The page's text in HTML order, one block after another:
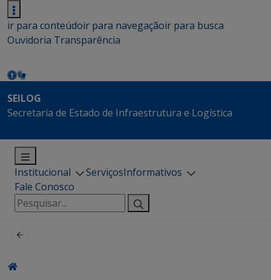
ir para conteúdoir para navegaçãoir para busca
Ouvidoria Transparência
SEILOG
Secretaria de Estado de Infraestrutura e Logística
Institucional ServiçosInformativos
Fale Conosco
Pesquisar
por: